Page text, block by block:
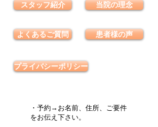
スタッフ紹介
よくあるご質問
当院の理念
患者様の声
プライバシーポリシー
・予約→お名前、住所、ご要件
をお伝え下さい。